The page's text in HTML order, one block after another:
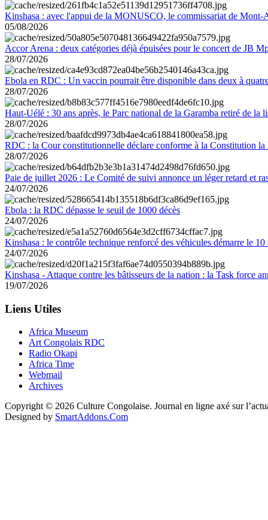
Kinshasa : avec l'appui de la MONUSCO, le commissariat de Mont-
05/08/2026
Accor Arena : deux catégories déjà épuisées pour le concert de JB
28/07/2026
Ebola en RDC : Un vaccin pourrait être disponible dans deux à
28/07/2026
Haut-Uélé : 30 ans après, le Parc national de la Garamba retiré de la
28/07/2026
RDC : la Cour constitutionnelle déclare conforme à la Constitution la
28/07/2026
Paie de juillet 2026 : Le Comité de suivi annonce un léger retard et
24/07/2026
Ebola : la RDC dépasse le seuil de 1000 décès
24/07/2026
Kinshasa : le contrôle technique renforcé des véhicules démarre le 10
24/07/2026
Kinshasa - Attaque contre les bâtisseurs de la nation : la Task force
19/07/2026
Liens Utiles
Africa Museum
Art Congolais RDC
Radio Okapi
Africa Time
Webmail
Archives
Copyright © 2026 Culture Congolaise. Journal en ligne axé sur
Designed by SmartAddons.Com